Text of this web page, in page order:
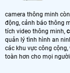
camera thông minh
động, cảnh báo thông
tích video thông minh,
quản lý tình hình an
các khu vực công
toàn hơn cho mọi